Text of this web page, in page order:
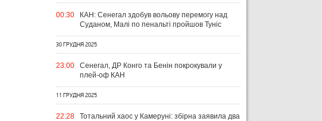
00:30
КАН: Сенегал здобув вольову перемогу над
Суданом, Малі по пенальті пройшов Туніс
30 ГРУДНЯ 2025
23:00
Сенегал, ДР Конго та Бенін покрокували у
плей-оф КАН
11 ГРУДНЯ 2025
22:28
Тотальний хаос у Камеруні: збірна заявила два